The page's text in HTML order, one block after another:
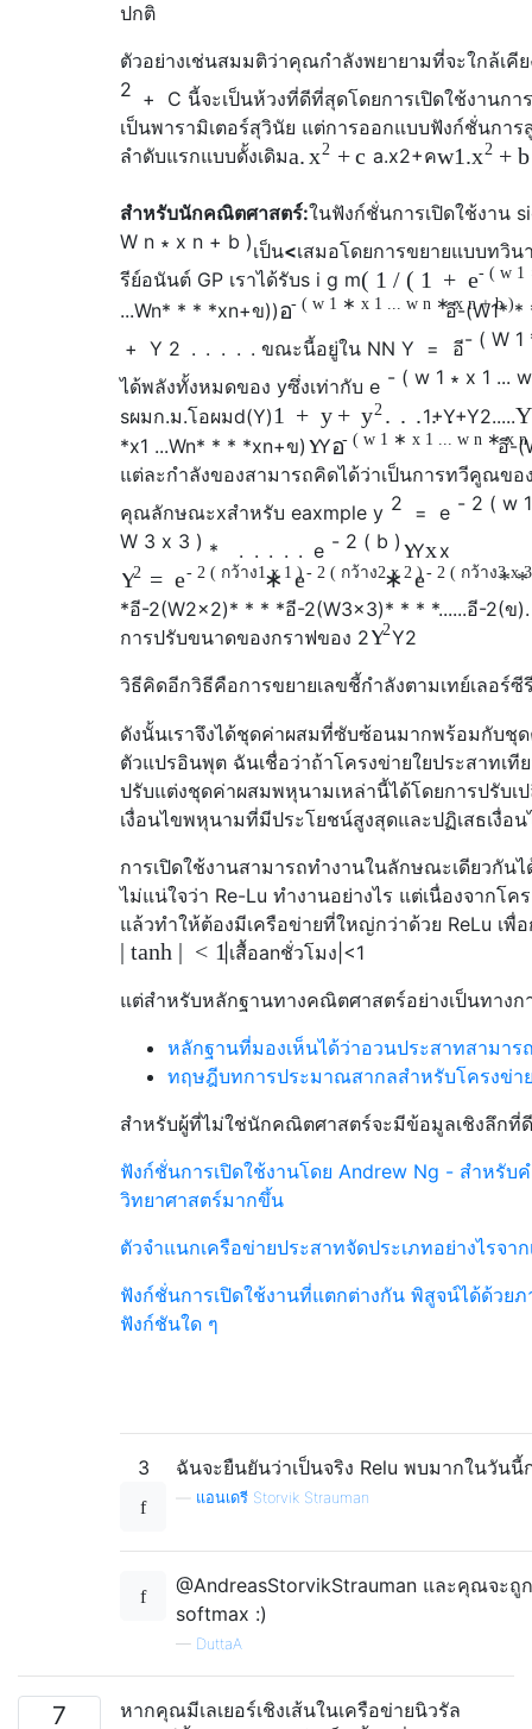
ปกติ
ตัวอย่างเช่นสมมติว่าคุณกำลังพยายามที่จะใกล้เคี
2 + C นี้จะเป็นห้วงที่ดีที่สุดโดยการเปิดใช้งานกา
เป็นพารามิเตอร์สุวินัย แต่การออกแบบฟังก์ชั่นกา
ลำดับแรกแบบดั้งเดิมa. x2 + c a.x2+คw1.x2 + b
สำหรับนักคณิตศาสตร์:ในฟังก์ชั่นการเปิดใช้งาน
W n ∗ x n + b )เป็น<เสมอโดยการขยายแบบทวิ
รีย์อนันต์ GP เราได้รับs i g m( 1 / ( 1 + e-(w 1
...Wn* * * *xn+ข))อี- ( w 1 ∗ x 1 ... w n ∗x n+b)
อี-(W1* *
+ Y 2 . . . . . ขณะนี้อยู่ใน NN Y = อี- (W 1
ได้พลังทั้งหมดของ yซึ่งเท่ากับ e - ( w 1 ∗ x 1 ...
sผมก.ม.โอผมd(Y)1 + y + y2 . . ...
1+Y+Y2.....Y
*x1 ...Wn* * * *xn+ข) YYอี-(w 1 ∗x 1 ...wn ∗xn
อี-(
แต่ละกำลังของสามารถคิดได้ว่าเป็นการทวีคูณขอ
คุณลักษณะxสำหรับ eaxmple y 2 = e - 2 (w
W 3 x 3 ) * . . . . . e - 2 ( b ) YYxx
Y2 = e- 2 ( กว้าง1x 1 )
∗ e- 2 ( กว้าง2x 2 )
∗ e- 2 ( กว้าง3x
* *
*อี-2(W2x2)* * * *อี-2(W3x3)* * * *......อี-2(ข)
การปรับขนาดของกราฟของ 2Y2Y2
วิธีคิดอีกวิธีคือการขยายเลขชี้กำลังตามเทย์เลอร์
ดังนั้นเราจึงได้ชุดค่าผสมที่ซับซ้อนมากพร้อมกับชุ
ตัวแปรอินพุต ฉันเชื่อว่าถ้าโครงข่ายใยประสาทเ
ปรับแต่งชุดค่าผสมพหุนามเหล่านี้ได้โดยการปรับเ
เงื่อนไขพหุนามที่มีประโยชน์สูงสุดและปฏิเสธเงื่อ
การเปิดใช้งานสามารถทำงานในลักษณะเดียวกัน
ไม่แน่ใจว่า Re-Lu ทำงานอย่างไร แต่เนื่องจากโ
แล้วทำให้ต้องมีเครือข่ายที่ใหญ่กว่าด้วย ReLu เพื่
tanh < 1| เสื้อanชั่วโมง <1
แต่สำหรับหลักฐานทางคณิตศาสตร์อย่างเป็นทาง
หลักฐานที่มองเห็นได้ว่าอวนประสาทสามา
ทฤษฎีบทการประมาณสากลสำหรับโครงข่า
สำหรับผู้ที่ไม่ใช่นักคณิตศาสตร์จะมีข้อมูลเชิงลึกที่
ฟังก์ชั่นการเปิดใช้งานโดย Andrew Ng - สำหรับ
วิทยาศาสตร์มากขึ้น
ตัวจําแนกเครือข่ายประสาทจัดประเภทอย่างไรจา
ฟังก์ชั่นการเปิดใช้งานที่แตกต่างกัน พิสูจน์ได้ด้วย
ฟังก์ชันใด ๆ
3 ฉันจะยืนยันว่าเป็นจริง Relu พบมากในวันนี้
แอนเดรี Storvik Strauman
@AndreasStorvikStrauman และคุณจะถู
softmax :)
— DuttaA
7
หากคุณมีเลเยอร์เชิงเส้นในเครือข่ายนิวรัล